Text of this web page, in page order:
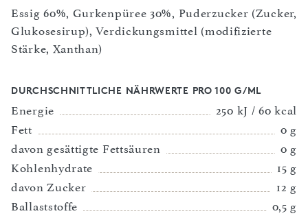
Essig 60%, Gurkenpüree 30%, Puderzucker (Zucker,
Glukosesirup), Verdickungsmittel (modifizierte
Stärke, Xanthan)
DURCHSCHNITTLICHE NÄHRWERTE PRO 100 G/ML
Energie
250 kJ / 60 kcal
Fett
0 g
davon gesättigte Fettsäuren
0 g
Kohlenhydrate
15 g
davon Zucker
12 g
Ballaststoffe
0,5 g